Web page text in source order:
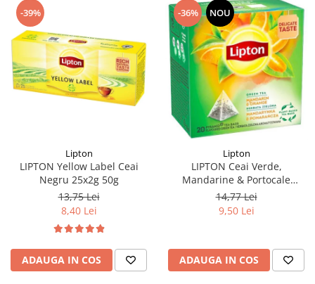
-39%
Lipton
LIPTON Yellow Label Ceai
Negru 25x2g 50g
13,75 Lei
8,40 Lei
ADAUGA IN COS
-36% NOU
Lipton
LIPTON Ceai Verde,
Mandarine & Portocale
Piramide 20x2.1g (30.09.2026)
14,77 Lei
9,50 Lei
ADAUGA IN COS